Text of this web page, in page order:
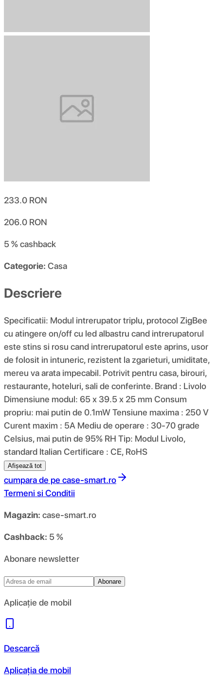
233.0 RON
206.0 RON
5 %cashback
Categorie: Casa
Descriere
Specificatii: Modul intrerupator triplu, protocol ZigBee
cu atingere on/off cu led albastru cand intrerupatorul
este stins si rosu cand intrerupatorul este aprins, usor
de folosit in intuneric, rezistent la zgarieturi, umiditate,
mereu va arata impecabil. Potrivit pentru casa, birouri,
restaurante, hoteluri, sali de conferinte. Brand : Livolo
Dimensiune modul: 65 x 39.5 x 25 mm Consum
propriu: mai putin de 0.1mW Tensiune maxima : 250 V
Curent maxim : 5A Mediu de operare : 30-70 grade
Celsius, mai putin de 95% RH Tip: Modul Livolo,
standard Italian Certificare : CE, RoHS
Afișează tot
cumpara de pe case-smart.ro
Termeni si Conditii
Magazin: case-smart.ro
Cashback: 5 %
Abonare newsletter
Abonare
Aplicație de mobil
Descarcă
Aplicația de mobil